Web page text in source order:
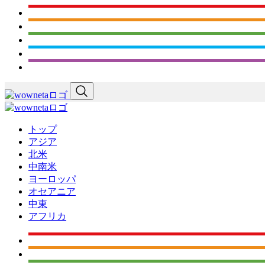
トップ
アジア
北米
中南米
ヨーロッパ
オセアニア
中東
アフリカ